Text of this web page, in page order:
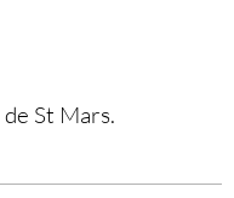
St Mars.